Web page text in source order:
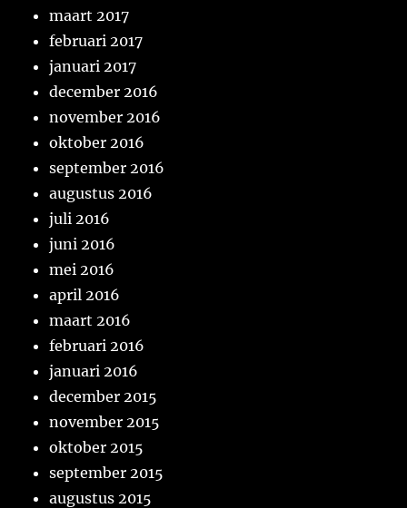
maart 2017
februari 2017
januari 2017
december 2016
november 2016
oktober 2016
september 2016
augustus 2016
juli 2016
juni 2016
mei 2016
april 2016
maart 2016
februari 2016
januari 2016
december 2015
november 2015
oktober 2015
september 2015
augustus 2015